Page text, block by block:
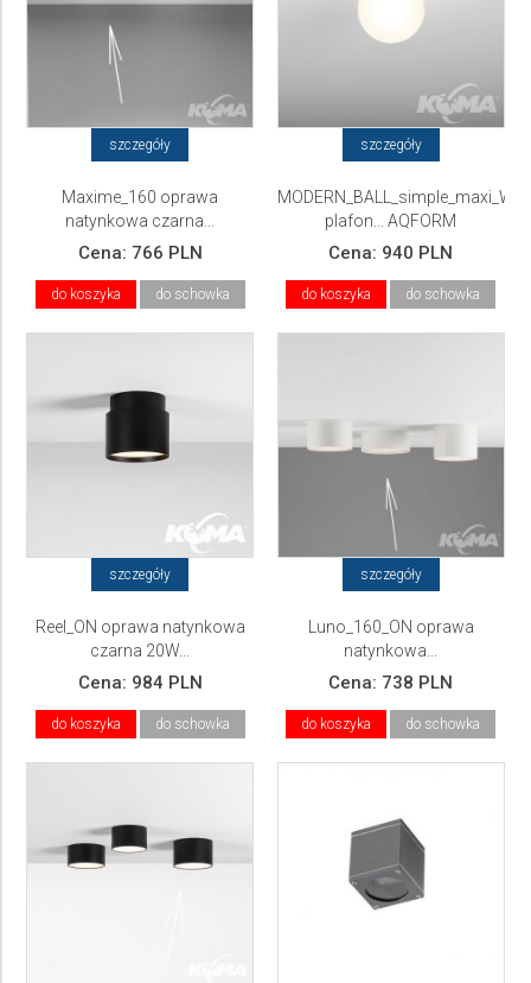
szczegóły
Maxime_160 oprawa
natynkowa czarna...
Cena: 766 PLN
do koszyka do schowka
szczegóły
MODERN_BALL_simple_maxi_WP
plafon... AQFORM
Cena: 940 PLN
do koszyka do schowka
szczegóły
Reel_ON oprawa natynkowa
czarna 20W...
Cena: 984 PLN
do koszyka do schowka
szczegóły
Luno_160_ON oprawa
natynkowa...
Cena: 738 PLN
do koszyka do schowka